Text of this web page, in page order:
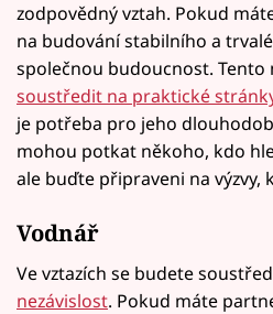
zodpovědný vztah. Pokud
na budování stabilního a
společnou budoucnost. Tento
soustředit na praktické
je potřeba pro jeho
mohou potkat někoho, kdo
ale buďte připraveni na výzvy,
Vodnář
Ve vztazích se budete
nezávislost. Pokud máte